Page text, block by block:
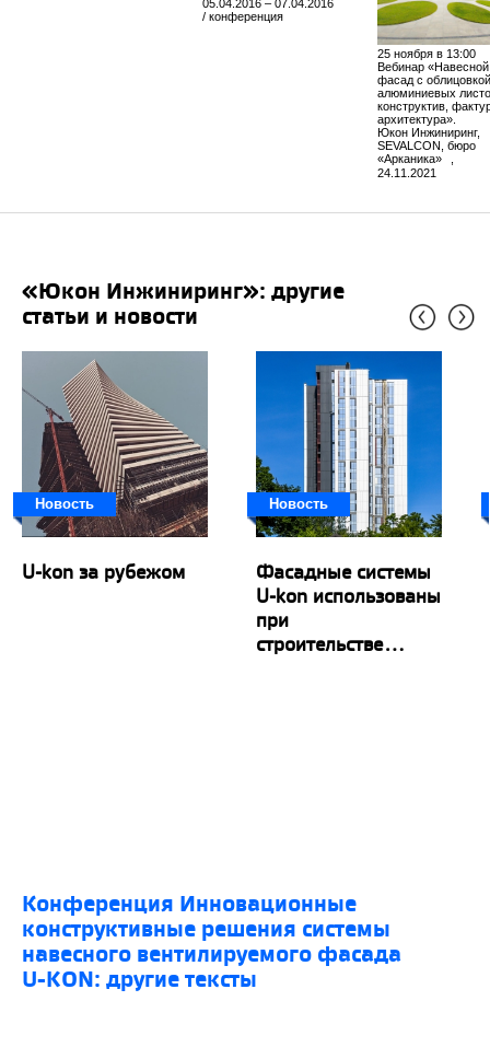
05.04.2016 – 07.04.2016
/ конференция
25 ноября в 13:00
Вебинар «Навесной
фасад с
алюминиевых
конструктив,
архитектура».
Юкон Инжиниринг,
SEVALCON, бюро
«Арканика»⠀,
24.11.2021
«Юкон Инжиниринг»: другие
статьи и новости
Новость
U-kon за рубежом
Новость
Фасадные системы
U-kon использованы
при
строительстве...
конференция Инновационные
конструктивные решения системы
навесного вентилируемого фасада
U-KON: другие тексты